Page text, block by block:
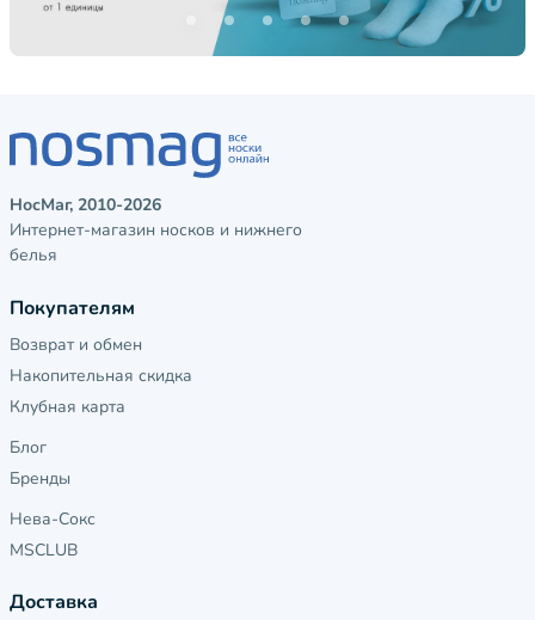
НосМаг, 2010-2026
Интернет-магазин носков и нижнего
белья
Покупателям
Возврат и обмен
Накопительная скидка
Клубная карта
Блог
Бренды
Нева-Сокс
MSCLUB
Доставка